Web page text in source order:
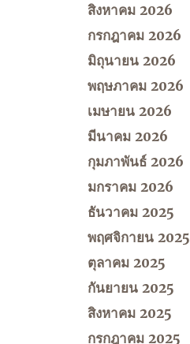
สิงหาคม 2026
กรกฎาคม 2026
มิถุนายน 2026
พฤษภาคม 2026
เมษายน 2026
มีนาคม 2026
กุมภาพันธ์ 2026
มกราคม 2026
ธันวาคม 2025
พฤศจิกายน 2025
ตุลาคม 2025
กันยายน 2025
สิงหาคม 2025
กรกฎาคม 2025